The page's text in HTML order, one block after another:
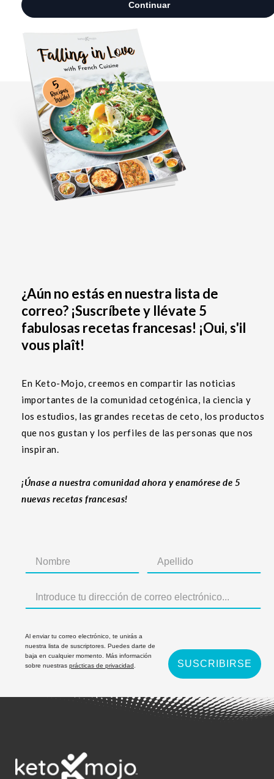
¿Aún no estás en nuestra lista de
correo? ¡Suscríbete y llévate 5
fabulosas recetas francesas! ¡Oui, s'il
vous plaît!
En Keto-Mojo, creemos en compartir las noticias
importantes de la comunidad cetogénica, la ciencia y
los estudios, las grandes recetas de ceto, los productos
que nos gustan y los perfiles de las personas que nos
inspiran.
¡Únase a nuestra comunidad ahora y enamórese de 5
nuevas recetas francesas!
Al enviar tu correo electrónico, te unirás a
nuestra lista de suscriptores. Puedes darte de
baja en cualquier momento. Más información
sobre nuestras prácticas de privacidad SUSCRIBIRSE